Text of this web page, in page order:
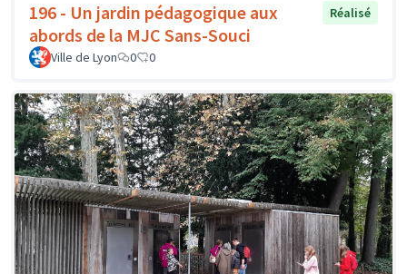
196 - Un jardin pédagogique aux
abords de la MJC Sans-Souci
Réalisé
Ville de Lyon 0 0